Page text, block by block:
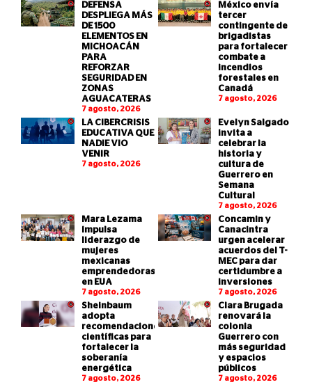
DEFENSA
DESPLIEGA MÁS
DE 1500
ELEMENTOS EN
MICHOACÁN
PARA
REFORZAR
SEGURIDAD EN
ZONAS
AGUACATERAS
7 agosto, 2026
México envía
tercer
contingente de
brigadistas
para fortalecer
combate a
incendios
forestales en
Canadá
7 agosto, 2026
LA CIBERCRISIS
EDUCATIVA QUE
NADIE VIO
VENIR
7 agosto, 2026
Evelyn Salgado
invita a
celebrar la
historia y
cultura de
Guerrero en
Semana
Cultural
7 agosto, 2026
Mara Lezama
impulsa
liderazgo de
mujeres
mexicanas
emprendedoras
en EUA
7 agosto, 2026
Concamin y
Canacintra
urgen acelerar
acuerdos del T-
MEC para dar
certidumbre a
inversiones
7 agosto, 2026
Sheinbaum
adopta
recomendaciones
científicas para
fortalecer la
soberanía
energética
7 agosto, 2026
Clara Brugada
renovará la
colonia
Guerrero con
más seguridad
y espacios
públicos
7 agosto, 2026